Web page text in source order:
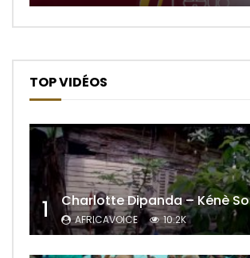
TOP VIDÉOS
1 Charlotte Dipanda – Kénè So
AFRICAVOICE 10.2K